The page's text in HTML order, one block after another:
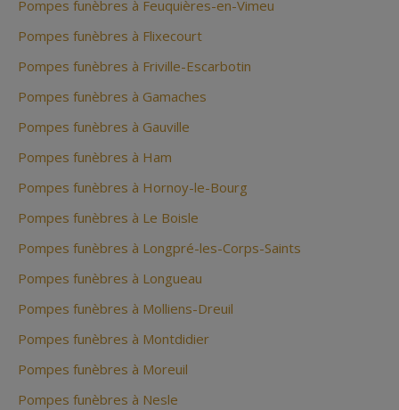
Pompes funèbres à Feuquières-en-Vimeu
Pompes funèbres à Flixecourt
Pompes funèbres à Friville-Escarbotin
Pompes funèbres à Gamaches
Pompes funèbres à Gauville
Pompes funèbres à Ham
Pompes funèbres à Hornoy-le-Bourg
Pompes funèbres à Le Boisle
Pompes funèbres à Longpré-les-Corps-Saints
Pompes funèbres à Longueau
Pompes funèbres à Molliens-Dreuil
Pompes funèbres à Montdidier
Pompes funèbres à Moreuil
Pompes funèbres à Nesle